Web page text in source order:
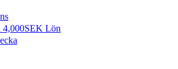
4,000SEK Lön